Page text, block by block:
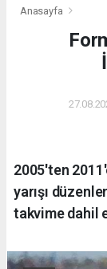
Anasayfa
2005'ten
yarışı
takvime dahil